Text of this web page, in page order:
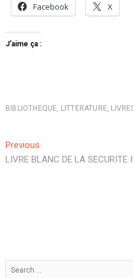
Facebook X
J’aime ça :
BIBLIOTHEQUE, LITTERATURE,
Navigation
de
PreviousPrevious
post:
LIVRE BLANC DE LA SECURITE
Search